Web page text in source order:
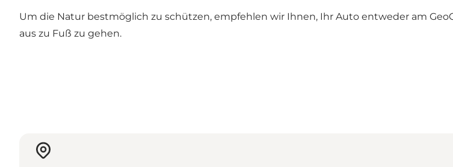
Um die Natur bestmöglich zu schützen, empfehlen wir Ihnen, Ihr Auto entweder am
aus zu Fuß zu gehen.